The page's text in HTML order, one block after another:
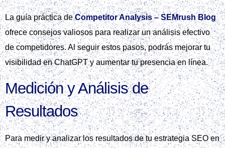
La guía práctica deCompetitor Analysis – SEMrush Blog
ofrece consejos valiosos para realizar un análisis efectivo
de competidores. Al seguir estos pasos, podrás mejorar tu
visibilidad en ChatGPT y aumentar tu presencia en línea.
Medición y Análisis de
Resultados
Para medir y analizar los resultados de tu estrategia SEO en